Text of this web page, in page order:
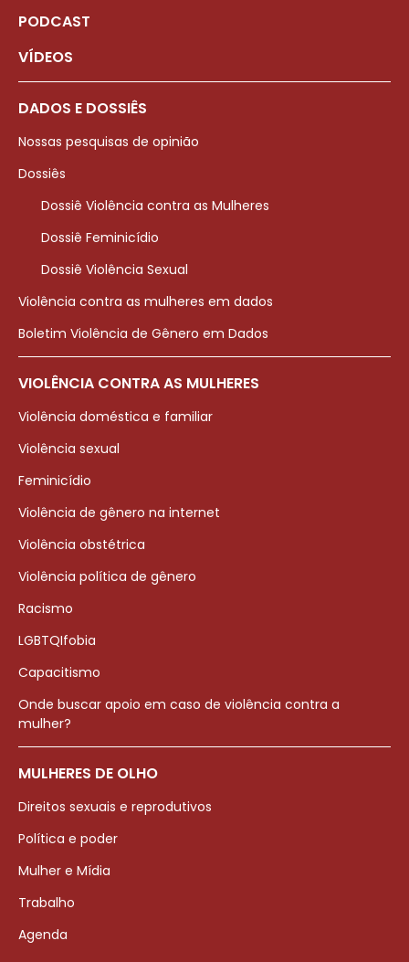
PODCAST
VÍDEOS
DADOS E DOSSIÊS
Nossas pesquisas de opinião
Dossiês
Dossiê Violência contra as Mulheres
Dossiê Feminicídio
Dossiê Violência Sexual
Violência contra as mulheres em dados
Boletim Violência de Gênero em Dados
VIOLÊNCIA CONTRA AS MULHERES
Violência doméstica e familiar
Violência sexual
Feminicídio
Violência de gênero na internet
Violência obstétrica
Violência política de gênero
Racismo
LGBTQIfobia
Capacitismo
Onde buscar apoio em caso de violência contra a
mulher?
MULHERES DE OLHO
Direitos sexuais e reprodutivos
Política e poder
Mulher e Mídia
Trabalho
Agenda